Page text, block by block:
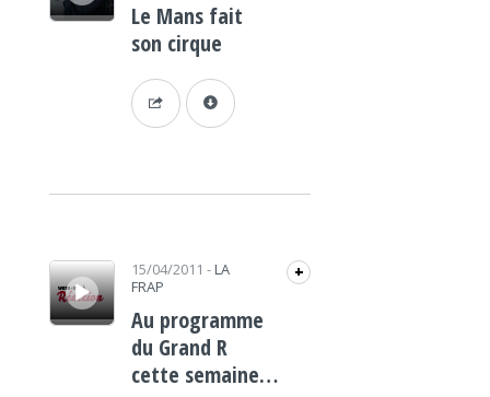
Le Mans fait
son cirque
Lecteur audio 15/04/2011 - LA
FRAP
+
Au programme
du Grand R
cette semaine…